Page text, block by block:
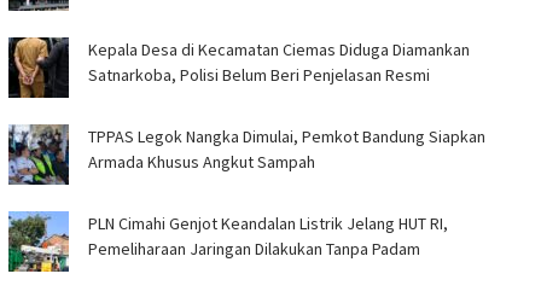
Kepala Desa di Kecamatan Ciemas Diduga Diamankan
Satnarkoba, Polisi Belum Beri Penjelasan Resmi
TPPAS Legok Nangka Dimulai, Pemkot Bandung Siapkan
Armada Khusus Angkut Sampah
PLN Cimahi Genjot Keandalan Listrik Jelang HUT RI,
Pemeliharaan Jaringan Dilakukan Tanpa Padam